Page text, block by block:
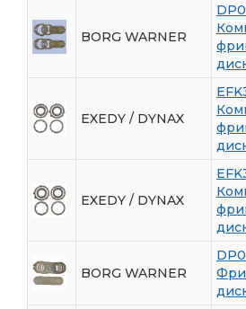
BORG WARNER
EXEDY / DYNAX
EXEDY / DYNAX
BORG WARNER